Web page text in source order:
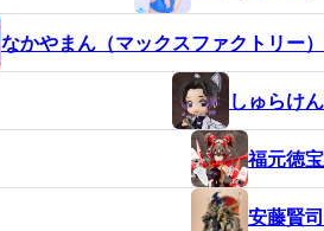
なかやまん（マックスファクトリー）
しゅらけん
福元徳宝
安藤賢司